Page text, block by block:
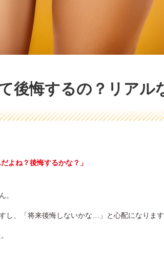
後悔するの？リアル
よね？後悔するかな？」
。
し、「将来後悔しないかな…」と心配になります